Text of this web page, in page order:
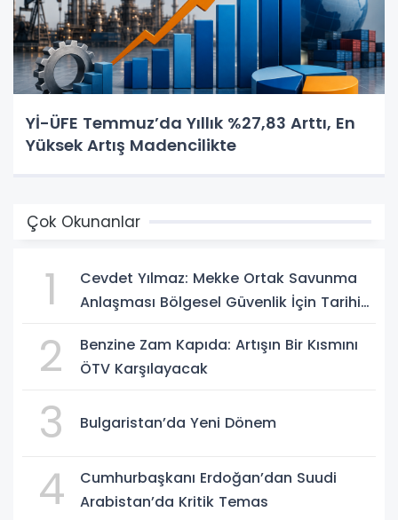
Yİ-ÜFE Temmuz’da Yıllık %27,83 Arttı, En
Yüksek Artış Madencilikte
Çok Okunanlar
1
Cevdet Yılmaz: Mekke Ortak Savunma
Anlaşması Bölgesel Güvenlik İçin Tarihi
2
Benzine Zam Kapıda: Artışın Bir Kısmını
ÖTV Karşılayacak
3 Bulgaristan’da Yeni Dönem
4
Cumhurbaşkanı Erdoğan’dan Suudi
Arabistan’da Kritik Temas